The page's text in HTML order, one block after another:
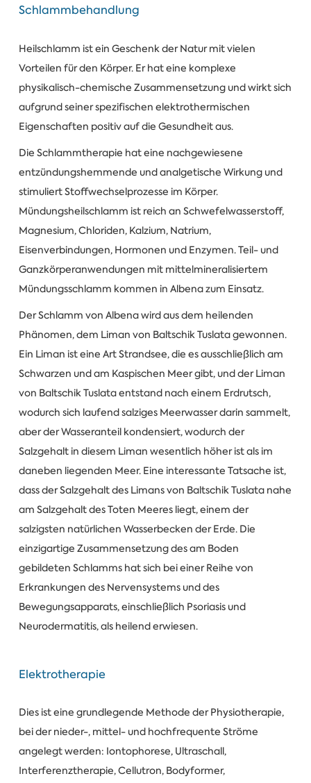
Schlammbehandlung
Heilschlamm ist ein Geschenk der Natur mit vielen
Vorteilen für den Körper. Er hat eine komplexe
physikalisch-chemische Zusammensetzung und wirkt sich
aufgrund seiner spezifischen elektrothermischen
Eigenschaften positiv auf die Gesundheit aus.
Die Schlammtherapie hat eine nachgewiesene
entzündungshemmende und analgetische Wirkung und
stimuliert Stoffwechselprozesse im Körper.
Mündungsheilschlamm ist reich an Schwefelwasserstoff,
Magnesium, Chloriden, Kalzium, Natrium,
Eisenverbindungen, Hormonen und Enzymen. Teil- und
Ganzkörperanwendungen mit mittelmineralisiertem
Mündungsschlamm kommen in Albena zum Einsatz.
Der Schlamm von Albena wird aus dem heilenden
Phänomen, dem Liman von Baltschik Tuslata gewonnen.
Ein Liman ist eine Art Strandsee, die es ausschließlich am
Schwarzen und am Kaspischen Meer gibt, und der Liman
von Baltschik Tuslata entstand nach einem Erdrutsch,
wodurch sich laufend salziges Meerwasser darin sammelt,
aber der Wasseranteil kondensiert, wodurch der
Salzgehalt in diesem Liman wesentlich höher ist als im
daneben liegenden Meer. Eine interessante Tatsache ist,
dass der Salzgehalt des Limans von Baltschik Tuslata nahe
am Salzgehalt des Toten Meeres liegt, einem der
salzigsten natürlichen Wasserbecken der Erde. Die
einzigartige Zusammensetzung des am Boden
gebildeten Schlamms hat sich bei einer Reihe von
Erkrankungen des Nervensystems und des
Bewegungsapparats, einschließlich Psoriasis und
Neurodermatitis, als heilend erwiesen.
Elektrotherapie
Dies ist eine grundlegende Methode der Physiotherapie,
bei der nieder-, mittel- und hochfrequente Ströme
angelegt werden: Iontophorese, Ultraschall,
Interferenztherapie, Cellutron, Bodyformer,